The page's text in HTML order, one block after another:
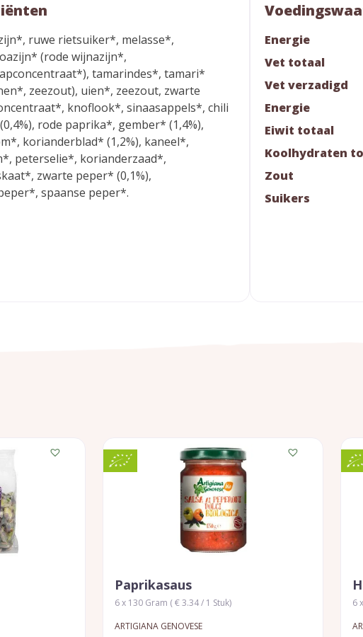
ruwe rietsuiker*, melasse*,
(rode wijnazijn*,
tamarindes*, tamari*
zeezout), uien*, zeezout, zwarte
knoflook*, sinaasappels*, chili
rode paprika*, gember* (1,4%),
korianderblad* (1,2%), kaneel*,
peterselie*, korianderzaad*,
zwarte peper* (0,1%),
spaanse peper*.
Energie
Vet totaal
Vet verzadigd
Energie
Eiwit totaal
Koolhydraten
Zout
Suikers
Paprikasaus
6 x 130 Gram ( € 3.34 / 1 Stuk)
ARTIGIANA GENOVESE
6